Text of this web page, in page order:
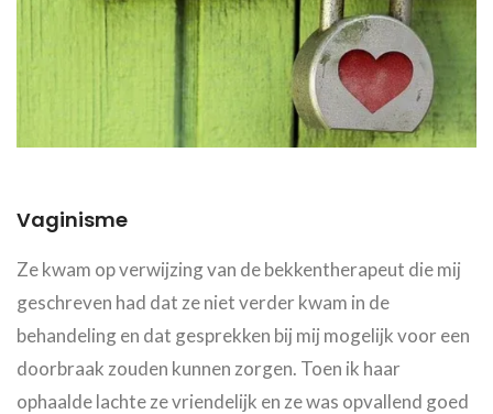
Vaginisme
Ze kwam op verwijzing van de bekkentherapeut die mij
geschreven had dat ze niet verder kwam in de
behandeling en dat gesprekken bij mij mogelijk voor een
doorbraak zouden kunnen zorgen. Toen ik haar
ophaalde lachte ze vriendelijk en ze was opvallend goed